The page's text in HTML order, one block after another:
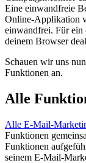
Eine einwandfreie
Online-Applikation
einwandfrei. Für ein
deinem Browser
Schauen wir uns
Funktionen an.
Alle
Alle E-Mail-
Funktionen
Funktionen
seinem E-Mail-